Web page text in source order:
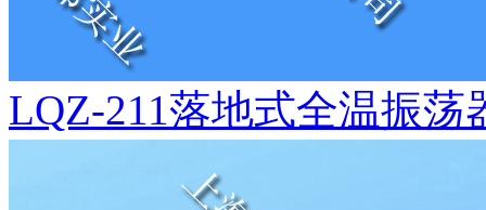
LQZ-211落地式全温振荡